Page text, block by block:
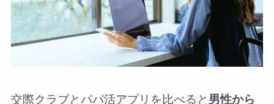
交際クラブとパパ活アプリを比べると 男性から